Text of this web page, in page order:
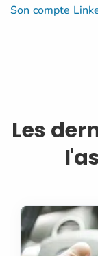
Son compte
Les